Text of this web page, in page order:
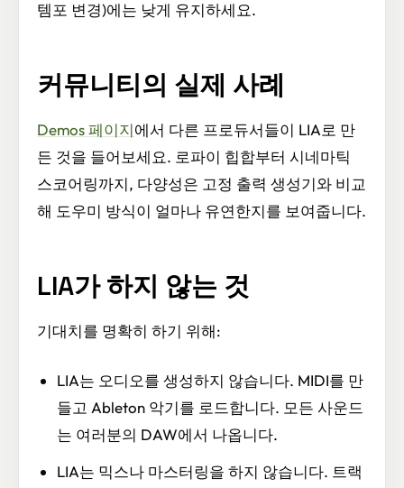
템포 변경)에는 낮게 유지하세요.
커뮤니티의 실제 사례
Demos 페이지에서 다른 프로듀서들이 LIA로 만
든 것을 들어보세요. 로파이 힙합부터 시네마틱
스코어링까지, 다양성은 고정 출력 생성기와 비교
해 도우미 방식이 얼마나 유연한지를 보여줍니다.
LIA가 하지 않는 것
기대치를 명확히 하기 위해:
LIA는 오디오를 생성하지 않습니다. MIDI를 만
들고 Ableton 악기를 로드합니다. 모든 사운드
는 여러분의 DAW에서 나옵니다.
LIA는 믹스나 마스터링을 하지 않습니다. 트랙